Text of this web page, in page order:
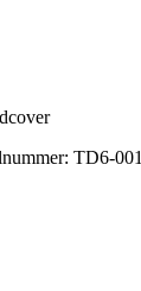
TD6-001